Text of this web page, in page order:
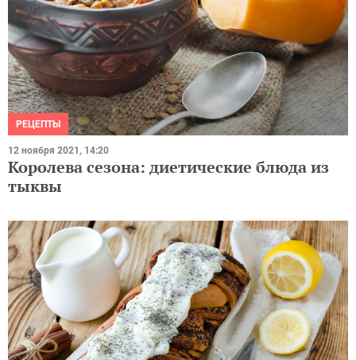
РЕЦЕПТЫ
12 ноября 2021, 14:20
Королева сезона: диетические блюда из
тыквы